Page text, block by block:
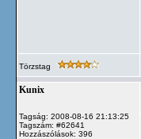
Törzstag
Kunix
Tagság: 2008-08-16 21:13:25
Tagszám: #62641
Hozzászólások: 396